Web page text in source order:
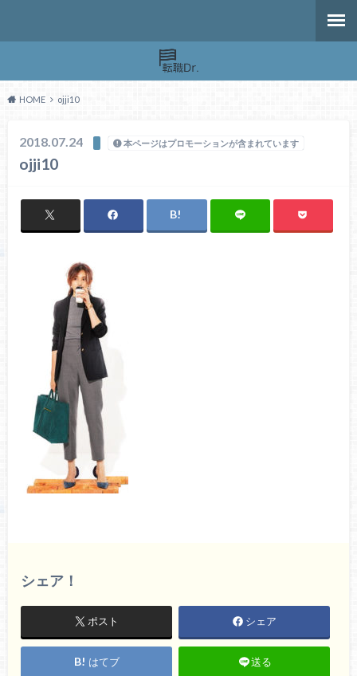
HOME ojji10
2018.07.24 本ページはプロモーションが含まれています
ojji10
シェア！
ポスト シェア
はてブ 送る